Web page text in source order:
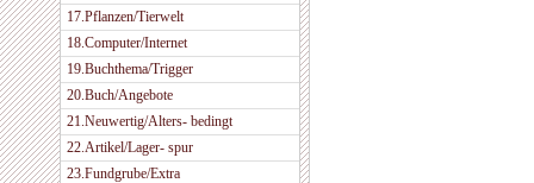
17.Pflanzen/Tierwelt
18.Computer/Internet
19.Buchthema/Trigger
20.Buch/Angebote
21.Neuwertig/Alters- bedingt
22.Artikel/Lager- spur
23.Fundgrube/Extra